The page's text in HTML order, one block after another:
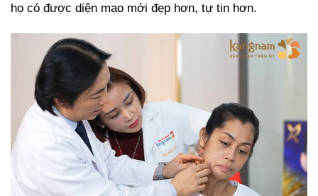
họ có được diện mạo mới đẹp hơn, tự tin hơn.